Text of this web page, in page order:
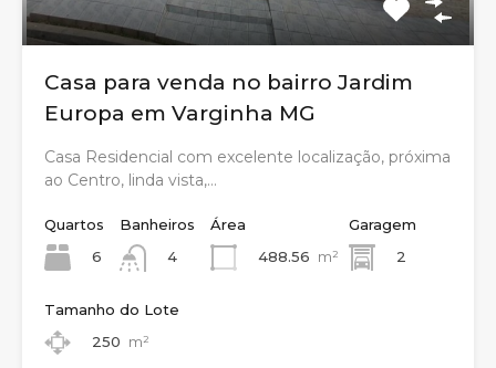
Casa para venda no bairro Jardim
Europa em Varginha MG
Casa Residencial com excelente localização, próxima
ao Centro, linda vista,…
Quartos
6
Banheiros
4
Área
488.56 m²
Garagem
2
Tamanho do Lote
250 m²